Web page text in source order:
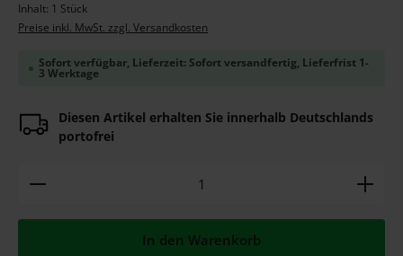
Inhalt: 1 Stück
Preise inkl. MwSt. zzgl. Versandkosten
Sofort verfügbar, Lieferzeit: Sofort versandfertig, Lieferfrist 1-
3 Werktage
Diesen Artikel erhalten Sie innerhalb Deutschlands
portofrei
Produkt Anzahl: Gib den gewünschten Wert ein
In den Warenkorb